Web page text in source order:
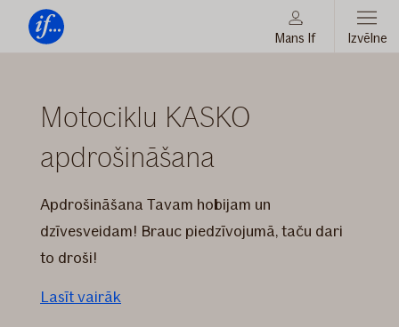
Vienmēr
Mans If Izvēlne
KASKO
apdrošināšana
Motociklu KASKO
apdrošināšana
Apdrošināšana Tavam hobijam un
dzīvesveidam! Brauc piedzīvojumā, taču dari
to droši!
Lasīt vairāk